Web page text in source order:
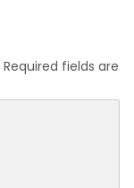
Required fields are